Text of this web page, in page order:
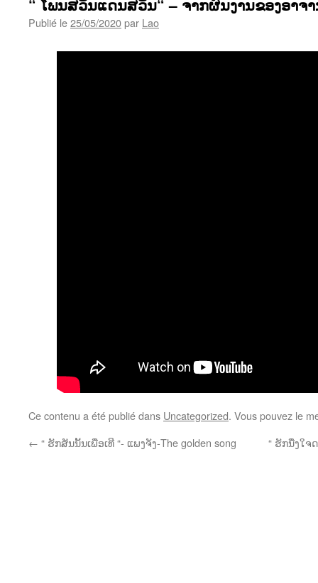
“ ໂພນສວັນແດນສວັນ“ – ຈາກຜົນງານຂອງອາ
Publié le25/05/2020par Lao
Ce contenu a été publié dans Uncategorized. Vous pouvez le
← “ ຮັກສັນນັ້ນເພື່ອເທີ “- ແພງຈັງ-The golden song “ ຮັກນື່ງໃຈ